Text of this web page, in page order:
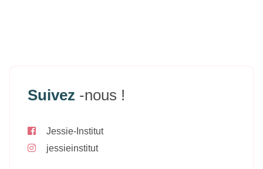
Suivez -nous !
Jessie-Institut
jessieinstitut